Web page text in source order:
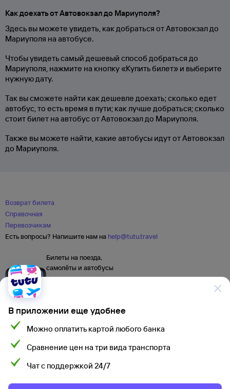
Как доехать от Автовокзал до Мариуполя?
Здесь вы можете увидеть, как добраться от Автовокзал до
Мариуполя на автобусе.
Чтобы увидеть самый дешевый способ добраться до
Мариуполя, нажмите на кнопку «Купить билет» и выберите
нужную дату.
Так вы сможете найти как дешевле доехать; сколько едет
автобус, то есть время в пути; как лучше добраться; сколько
стоит билет на автобус от Автовокзал до Мариуполя.
Также вы можете найти, какие автобусы идут от Автовокзал
до Мариуполя.
В приложении еще удобнее
Можно оплатить картой любого банка
Сравнение цен на три вида транспорта
Чат с поддержкой 24/7
Возврат билета
Справочная
Перевозчикам
Есть вопросы? Напишите нам на help@tutu.travel
Билеты на поезда,
самолёты и автобусы
Мы используем cookies для более удобной работы